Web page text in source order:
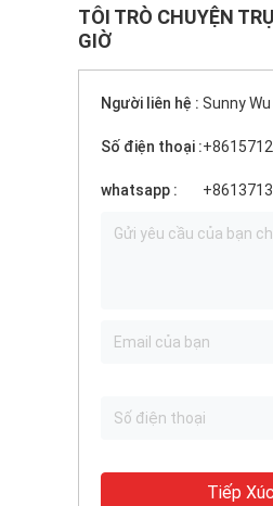
TÔI TRÒ CHUYỆN
GIỜ
Người liên hệ : Sunny Wu
Số điện thoại :
whatsapp :
Tiếp Xúc